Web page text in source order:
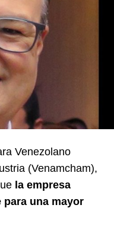
Venezolano
(Venamcham),
la empresa
para una mayor